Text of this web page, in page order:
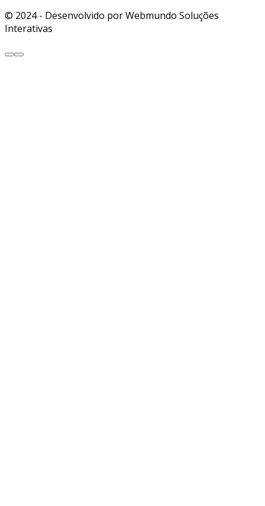
© 2024 - Desenvolvido por Webmundo Soluções
Interativas